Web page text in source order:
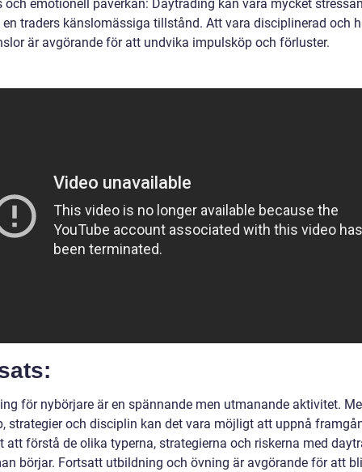
och emotionell påverkan: Daytrading kan vara mycket
en traders känslomässiga tillstånd. Att vara disciplinerad och
är avgörande för att undvika impulsköp och förluster.
för nybörjare är en spännande men utmanande aktivitet.
strategier och disciplin kan det vara möjligt att uppnå
att förstå de olika typerna, strategierna och riskerna med
börjar. Fortsatt utbildning och övning är avgörande för att